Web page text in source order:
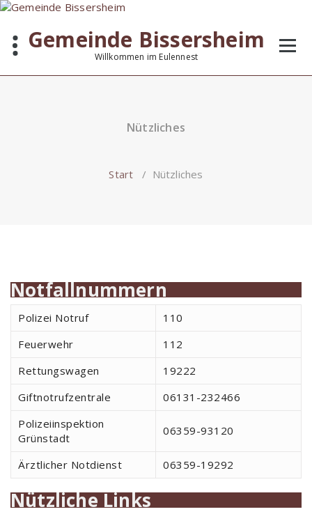
Zum
springenGemeinde Bissersheim
Willkommen im Eulennest
Nützliches
Start / Nützliches
Notfallnummern
Polizei Notruf
110
Feuerwehr
112
Rettungswagen
19222
Giftnotrufzentrale
06131-232466
Polizeiinspektion
Grünstadt
06359-93120
Ärztlicher Notdienst 06359-19292
Nützliche Links